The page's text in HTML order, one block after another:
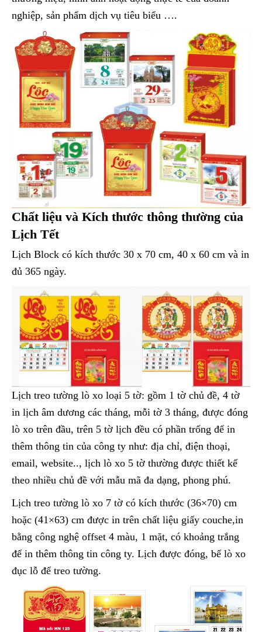
nghiệp, sản phẩm dịch vụ tiêu biểu ….
Chất liệu và Kích thước thông thường của
Lịch Tết
Lịch Block có kích thước 30 x 70 cm, 40 x 60 cm và in
đủ 365 ngày.
Lịch treo tường lò xo loại 5 tờ: gồm 1 tờ chủ đề, 4 tờ
in lịch âm dương các tháng, mỗi tờ 3 tháng, được đóng
lò xo trên đầu, trên 5 tờ lịch đều có phần trống để in
thêm thông tin của công ty như: địa chỉ, điện thoại,
email, website.., lịch lò xo 5 tờ thường được thiết kế
theo nhiều chủ đề với mẫu mã đa dạng, phong phú.
Lịch treo tường lò xo 7 tờ có kích thước (36×70) cm
hoặc (41×63) cm được in trên chất liệu giấy couche,in
bằng công nghệ offset 4 màu, 1 mặt, có khoảng trắng
để in thêm thông tin công ty. Lịch được đóng, bế lò xo
đục lỗ để treo tường.